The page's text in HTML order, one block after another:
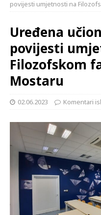
povijesti umjetnosti na
Uređena
povijesti
Filozofskom
Mostaru
02.06.2023 Komentari